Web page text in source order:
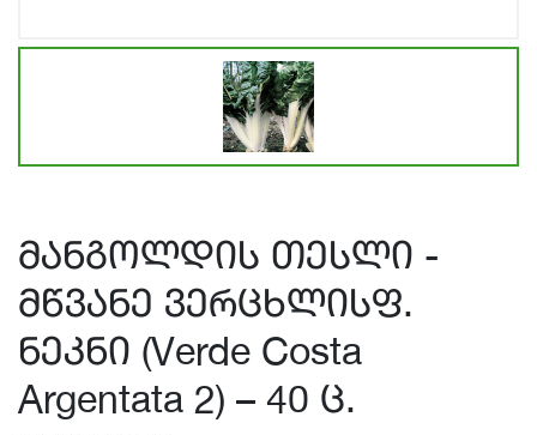
მანგოლდის თესლი -
მწვანე ვერცხლისფ.
ნეკნი (Verde Costa
Argentata 2) – 40 ც.